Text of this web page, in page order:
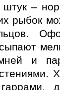
штук –
рыбок
и